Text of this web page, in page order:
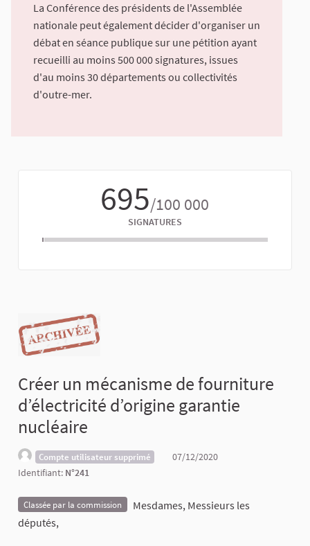
La Conférence des présidents de l'Assemblée
nationale peut également décider d'organiser un
débat en séance publique sur une pétition ayant
recueilli au moins 500 000 signatures, issues
d'au moins 30 départements ou collectivités
d'outre-mer.
695/100 000
SIGNATURES
Créer un mécanisme de fourniture
d’électricité d’origine garantie
nucléaire
Compte utilisateur supprimé
07/12/2020
Identifiant: N°241
Classée par la commission
Mesdames, Messieurs les
députés,